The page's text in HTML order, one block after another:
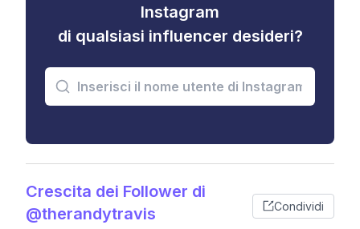
Instagram
di qualsiasi influencer desideri?
Crescita dei Follower di
@therandytravis
Condividi